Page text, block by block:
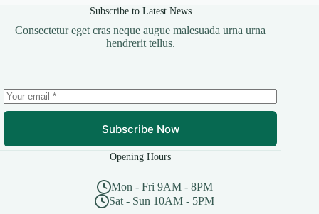
Subscribe to Latest News
Consectetur eget cras neque augue malesuada urna urna
hendrerit tellus.
Subscribe Now
Opening Hours
Mon - Fri 9AM - 8PM
Sat - Sun 10AM - 5PM